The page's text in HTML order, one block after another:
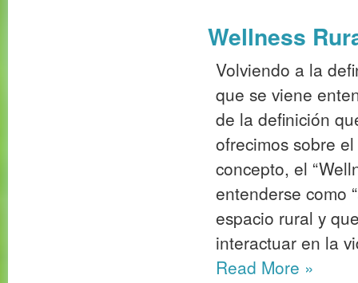
Wellness
Volviendo a la
que se viene
de la definición
ofrecimos sobre
concepto, el
entenderse como
espacio rural y
interactuar en la
Read More »